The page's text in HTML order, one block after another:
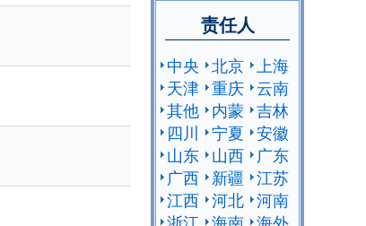
责任人
中央 北京
上海
天津 重庆 云南
其他 内蒙 吉林
四川
宁夏 安徽
山东 山西
广东
广西 新疆 江苏
江西 河北 河南